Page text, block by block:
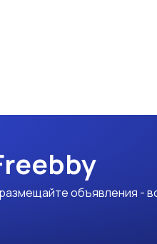
объявления -